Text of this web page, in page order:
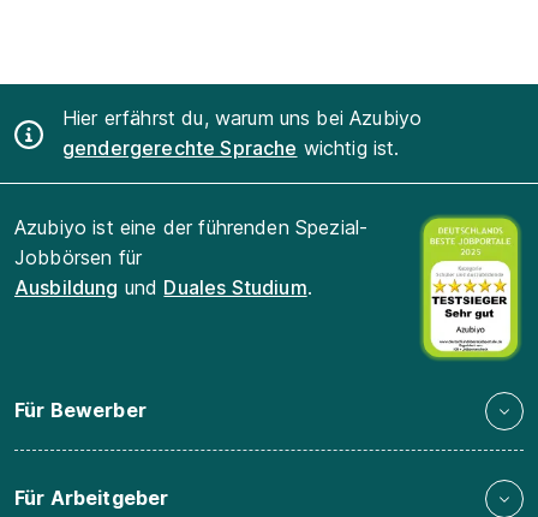
Hier erfährst du, warum uns bei Azubiyo
gendergerechte Sprache wichtig ist.
Azubiyo ist eine der führenden Spezial-
Jobbörsen für
Ausbildung und Duales Studium.
Für Bewerber
Für Arbeitgeber